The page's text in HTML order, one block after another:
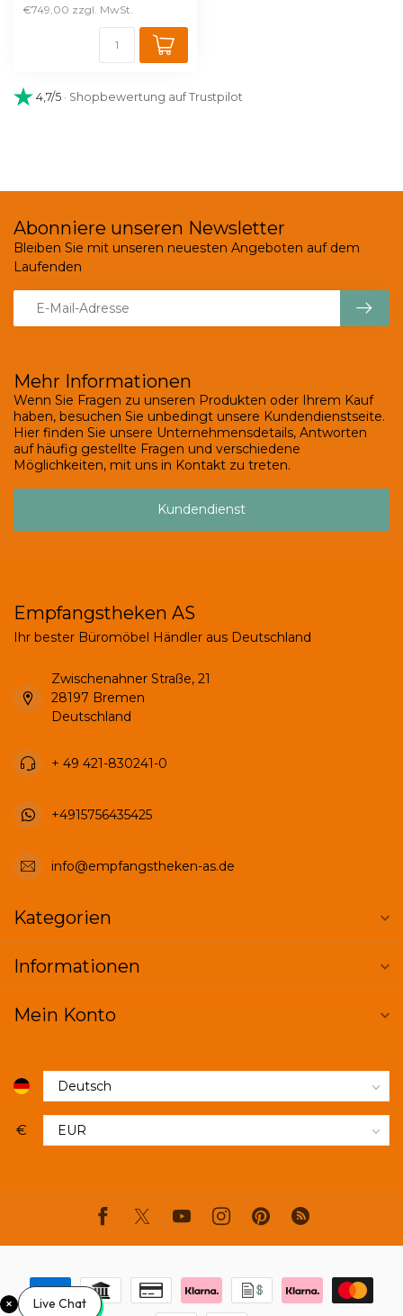
Arbeitshöhe 65 - 130 c...
€749,00
4,7/5 · Shopbewertung auf Trustpilot
Mehr Informationen
Wenn Sie Fragen zu unseren Produkten oder Ihrem Kauf
haben, besuchen Sie unbedingt unsere Kundendienstseite.
Hier finden Sie unsere Unternehmensdetails, Antworten
auf häufig gestellte Fragen und verschiedene
Möglichkeiten, mit uns in Kontakt zu treten.
Kundendienst
Abonniere unseren Newsletter
Bleiben Sie mit unseren neuesten Angeboten auf dem
Laufenden
Empfangstheken AS
Ihr bester Büromöbel Händler aus Deutschland
Zwischenahner Straße, 21
28197 Bremen
Deutschland
+ 49 421-830241-0
+4915756435425
info@empfangstheken-as.de
Kategorien
Informationen
Mein Konto
€
Live Chat